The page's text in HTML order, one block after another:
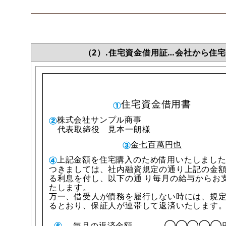
（2）.住宅資金借用証…会社から住
住宅資金借用書
株式会社サンプル商事
代表取締役 見本一朗様
金七百萬円也
上記金額を住宅購入のため借用いたしました
つきましては、社内融資規定の通り上記の金
る利息を付し、以下の通 り毎月の給与からお
たします。
万一、借受人が債務を履行しない時には、規
るとおり、保証人が連帯して返済いたします。